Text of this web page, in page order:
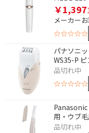
￥1,397
メーカー
☆☆☆☆☆
パナソニ
WS35-P ピ
品切れ中
☆☆☆☆☆
Panasonic
用・ウブ
品切れ中